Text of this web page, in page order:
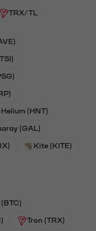
TRX/TL
Helium (HNT)
(GAL)
Kite (KITE)
Tron (TRX)